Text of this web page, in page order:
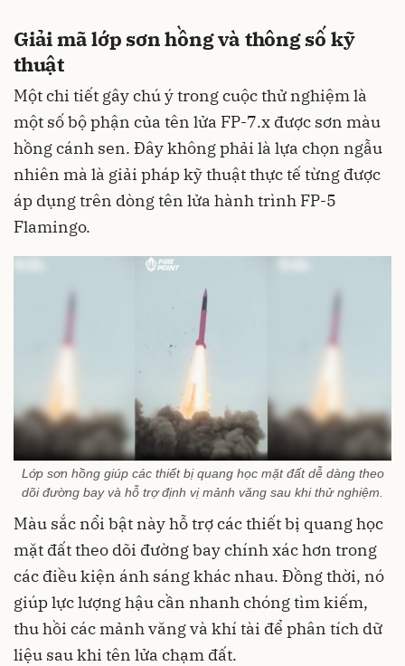
Giải mã lớp sơn hồng và thông số kỹ
thuật
Một chi tiết gây chú ý trong cuộc thử nghiệm là
một số bộ phận của tên lửa FP-7.x được sơn màu
hồng cánh sen. Đây không phải là lựa chọn ngẫu
nhiên mà là giải pháp kỹ thuật thực tế từng được
áp dụng trên dòng tên lửa hành trình FP-5
Flamingo.
Lớp sơn hồng giúp các thiết bị quang học mặt đất dễ dàng theo
dõi đường bay và hỗ trợ định vị mảnh văng sau khi thử nghiệm.
Màu sắc nổi bật này hỗ trợ các thiết bị quang học
mặt đất theo dõi đường bay chính xác hơn trong
các điều kiện ánh sáng khác nhau. Đồng thời, nó
giúp lực lượng hậu cần nhanh chóng tìm kiếm,
thu hồi các mảnh văng và khí tài để phân tích dữ
liệu sau khi tên lửa chạm đất.